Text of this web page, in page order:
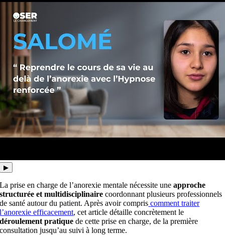
▶
La prise en charge de l’anorexie mentale nécessite uneapproche
structurée et multidisciplinaire coordonnant plusieurs professionnels
de santé autour du patient. Après avoir compris comment traiter
l’anorexie efficacement, cet article détaille concrètement le
déroulement pratique de cette prise en charge, de la première
consultation jusqu’au suivi à long terme.